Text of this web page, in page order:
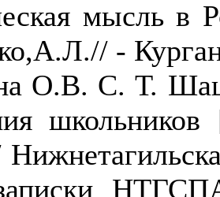
мысль в
-
О.В. С. Т.